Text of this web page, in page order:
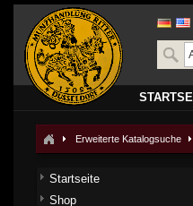
Erweiterte Katalogsuche
Startseite
Shop